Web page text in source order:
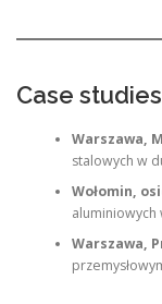
Case
Warszawa,
stalowych w
Wołomin,
aluminiowych
Warszawa,